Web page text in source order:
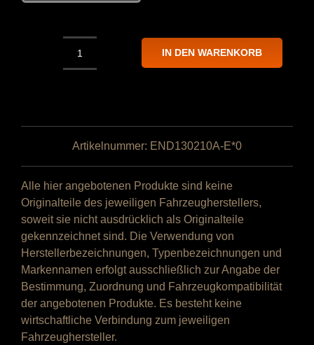
NAP
mm
(5⅛″)
ABE
Menge
IN DEN WARENKORB
Artikelnummer: END130210A-E*0
Alle hier angebotenen Produkte sind keine
Originalteile des jeweiligen Fahrzeugherstellers,
soweit sie nicht ausdrücklich als Originalteile
gekennzeichnet sind. Die Verwendung von
Herstellerbezeichnungen, Typenbezeichnungen und
Markennamen erfolgt ausschließlich zur Angabe der
Bestimmung, Zuordnung und Fahrzeugkompatibilität
der angebotenen Produkte. Es besteht keine
wirtschaftliche Verbindung zum jeweiligen
Fahrzeughersteller.